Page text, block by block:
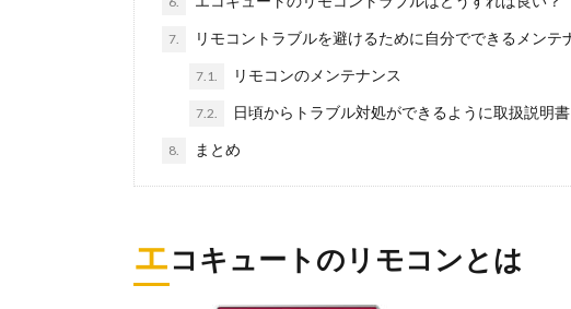
7. リモコントラブルを避けるために自分でできるメンテ
7.1. リモコンのメンテナンス
7.2. 日頃からトラブル対処ができるように取扱説明
8. まとめ
エコキュートのリモコンとは